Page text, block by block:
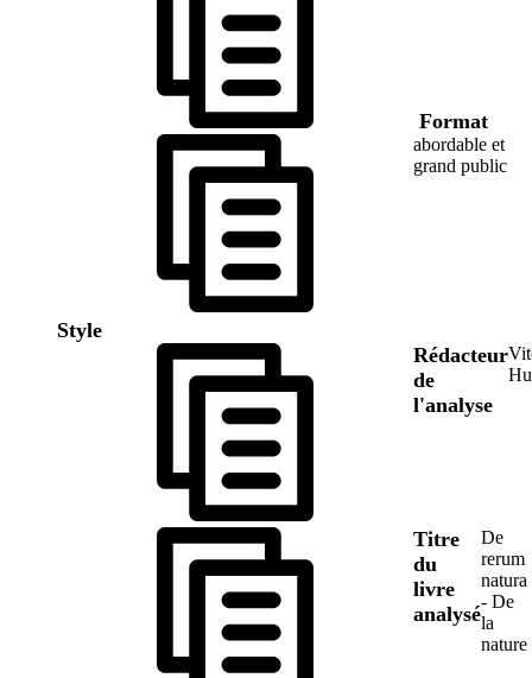
Format
Style
abordable et
grand public
Rédacteur
de
l'analyse
Titre
du
livre
analysé
De
rerum
natura
- De
la
nature